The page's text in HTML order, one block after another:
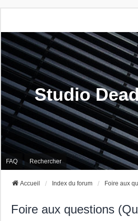
Studio
FAQ Rechercher
Accueil Index du forum Foire aux
Foire aux questions